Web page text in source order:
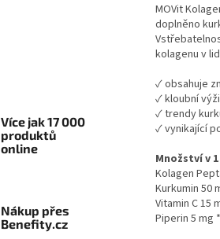
Více jak 17 000
produktů
online
Nákup přes
Benefity.cz
MOVit
doplněno
kolagenu v
✓obsahuje
✓kloubní
✓trendy
✓vynikající
Množství v
Kolagen
Kurkumin 50
Vitamin C 15
Piperin 5 mg